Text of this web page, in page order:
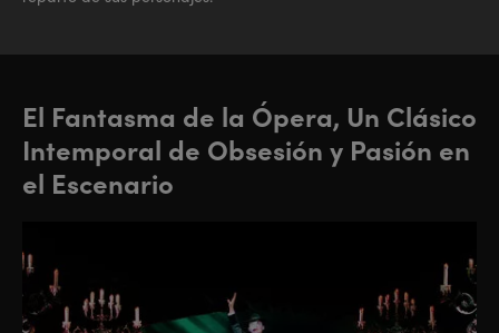
El Fantasma de la Ópera, Un Clásico
Intemporal de Obsesión y Pasión en
el Escenario